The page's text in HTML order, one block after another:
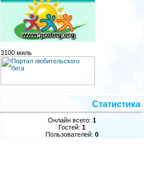
3100 миль
Статистика
Онлайн всего: 1
Гостей: 1
Пользователей: 0